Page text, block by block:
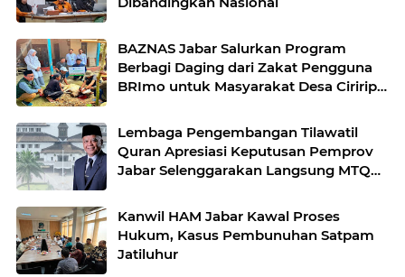
BAZNAS Jabar Salurkan Program
Berbagi Daging dari Zakat Pengguna
BRImo untuk Masyarakat Desa Ciririp
Lembaga Pengembangan Tilawatil
Quran Apresiasi Keputusan Pemprov
Jabar Selenggarakan Langsung MTQ
Kanwil HAM Jabar Kawal Proses
Hukum, Kasus Pembunuhan Satpam
Jatiluhur